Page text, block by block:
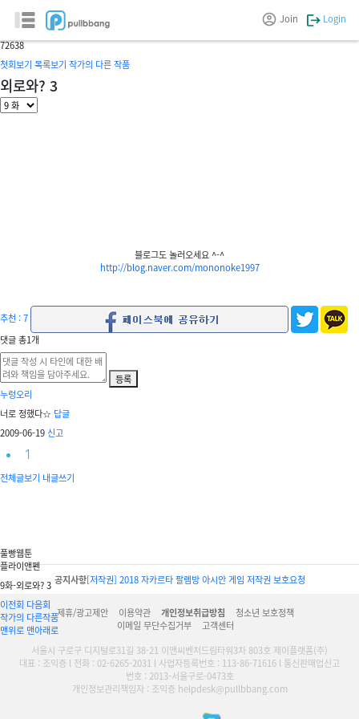
Join Login
글/그림 :악어개
72638
첫회보기 목록보기 작가의 다른 작품
외로와? 3
블로그도 놀러오세요 ^-^
http://blog.naver.com/mononoke1997
풀빵웹툰
플라이앤펜
9화-외로와? 3
이전회 다음회
작가의 다른작품
맨위로 맨아래로
추천 : 7
댓글총1개
등록
누렁오리
너로 정했다☆ 답글
2009-06-19 신고
1
전체글보기 내글쓰기
공지사항[저작권] 2018 자카르타 팔렘방 아시안 게임 저작권 보호요청
제휴/광고제안 이용약관 개인정보취급방침
청소년 보호정책
이메일 무단수집거부
고객센터
서울시 구로구 디지털로31길 38-21 이앤씨벤처드림타워3차 803호 제이플랫폼(주)
대표 : 조익증 l 전화 : 02-6265-2031 l 사업자등록번호 : 113-86-71616 l 통신판매업신고
번호 : 2013-서울구로-0473호
개인정보관리책임자 : 조익증 helpdesk@pullbbang.com